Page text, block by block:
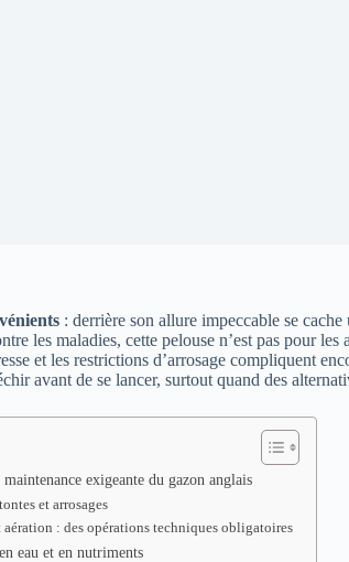
: derrière son allure impeccable se
les maladies, cette pelouse n’est pas pour
et les restrictions d’arrosage compliquent
avant de se lancer, surtout quand des
exigeante du gazon anglais
et arrosages
: des opérations techniques obligatoires
eau et en nutriments